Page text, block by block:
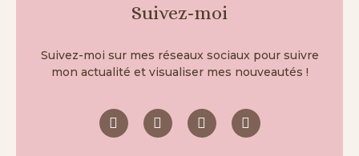
Suivez-moi
Suivez-moi sur mes réseaux sociaux pour suivre
mon actualité et visualiser mes nouveautés !